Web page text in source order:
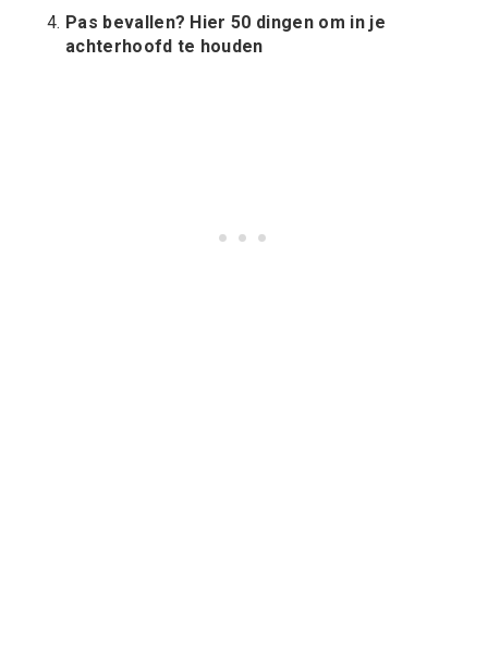
Pas bevallen? Hier 50 dingen om in je
achterhoofd te houden